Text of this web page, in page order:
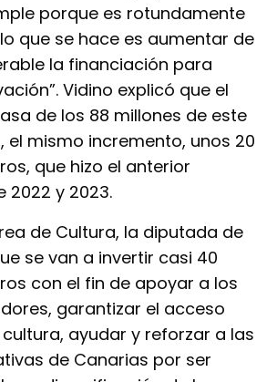
porque es rotundamente
que se hace es aumentar de
la financiación para
Vidino explicó que el
de los 88 millones de este
el mismo incremento, unos 20
que hizo el anterior
2022 y 2023.
de Cultura, la diputada de
se van a invertir casi 40
con el fin de apoyar a los
garantizar el acceso
ayudar y reforzar a las
de Canarias por ser